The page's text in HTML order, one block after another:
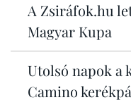
A Zsiráfok.hu
Magyar Kupa
Utolsó napok a
Camino